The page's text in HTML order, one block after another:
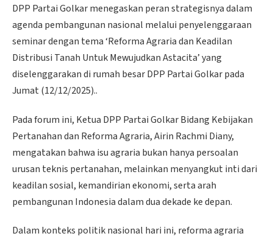
DPP Partai Golkar menegaskan peran strategisnya dalam
agenda pembangunan nasional melalui penyelenggaraan
seminar dengan tema ‘Reforma Agraria dan Keadilan
Distribusi Tanah Untuk Mewujudkan Astacita’ yang
diselenggarakan di rumah besar DPP Partai Golkar pada
Jumat (12/12/2025)..
Pada forum ini, Ketua DPP Partai Golkar Bidang Kebijakan
Pertanahan dan Reforma Agraria, Airin Rachmi Diany,
mengatakan bahwa isu agraria bukan hanya persoalan
urusan teknis pertanahan, melainkan menyangkut inti dari
keadilan sosial, kemandirian ekonomi, serta arah
pembangunan Indonesia dalam dua dekade ke depan.
Dalam konteks politik nasional hari ini, reforma agraria